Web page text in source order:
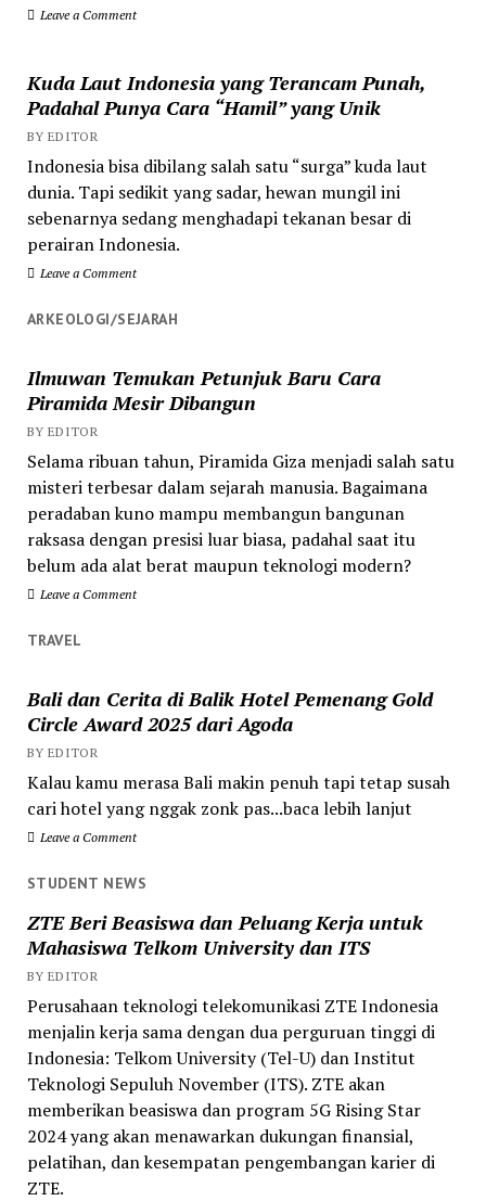
Leave a Comment
Kuda Laut Indonesia yang Terancam Punah,
Padahal Punya Cara “Hamil” yang Unik
BY EDITOR
Indonesia bisa dibilang salah satu “surga” kuda laut
dunia. Tapi sedikit yang sadar, hewan mungil ini
sebenarnya sedang menghadapi tekanan besar di
perairan Indonesia.
Leave a Comment
ARKEOLOGI/SEJARAH
Ilmuwan Temukan Petunjuk Baru Cara
Piramida Mesir Dibangun
BY EDITOR
Selama ribuan tahun, Piramida Giza menjadi salah satu
misteri terbesar dalam sejarah manusia. Bagaimana
peradaban kuno mampu membangun bangunan
raksasa dengan presisi luar biasa, padahal saat itu
belum ada alat berat maupun teknologi modern?
Leave a Comment
TRAVEL
Bali dan Cerita di Balik Hotel Pemenang Gold
Circle Award 2025 dari Agoda
BY EDITOR
Kalau kamu merasa Bali makin penuh tapi tetap susah
cari hotel yang nggak zonk pas...baca lebih lanjut
Leave a Comment
STUDENT NEWS
ZTE Beri Beasiswa dan Peluang Kerja untuk
Mahasiswa Telkom University dan ITS
BY EDITOR
Perusahaan teknologi telekomunikasi ZTE Indonesia
menjalin kerja sama dengan dua perguruan tinggi di
Indonesia: Telkom University (Tel-U) dan Institut
Teknologi Sepuluh November (ITS). ZTE akan
memberikan beasiswa dan program 5G Rising Star
2024 yang akan menawarkan dukungan finansial,
pelatihan, dan kesempatan pengembangan karier di
ZTE.